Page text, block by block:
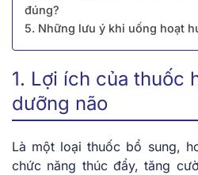
đúng?
5. Những lưu ý khi uống hoạt
1. Lợi ích của thuốc
dưỡng não
Là một loại thuốc bổ sung,
chức năng thúc đẩy, tăng